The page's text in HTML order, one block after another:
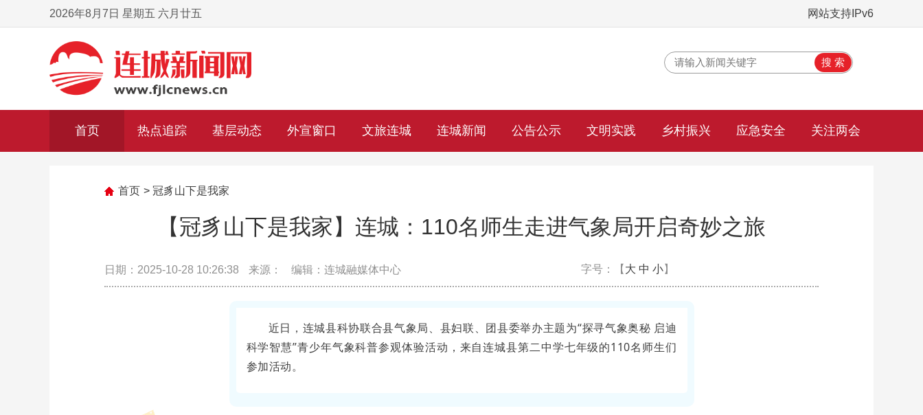
网站支持IPv6
2026年8月7日 星期五 六月廿五
首页 热点追踪 基层动态 外宣窗口 文旅连城 连城新闻 公告公示 文明实践 乡村振兴 应急安全 关注两会
首页 > 冠豸山下是我家
【冠豸山下是我家】连城：110名师生走进气象局开启奇妙之旅
日期：2025-10-28 10:26:38 来源： 编辑：连城融媒体中心 字号：【 大 中 小】
近日，连城县科协联合县气象局、县妇联、团县委举办主题为“探寻气象奥秘 启迪
科学智慧”青少年气象科普参观体验活动，来自连城县第二中学七年级的110名师生们
参加活动。